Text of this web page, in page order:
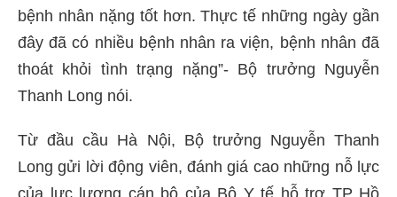
bệnh nhân nặng tốt hơn. Thực tế những ngày gần
đây đã có nhiều bệnh nhân ra viện, bệnh nhân đã
thoát khỏi tình trạng nặng”- Bộ trưởng Nguyễn
Thanh Long nói.
Từ đầu cầu Hà Nội, Bộ trưởng Nguyễn Thanh
Long gửi lời động viên, đánh giá cao những nỗ lực